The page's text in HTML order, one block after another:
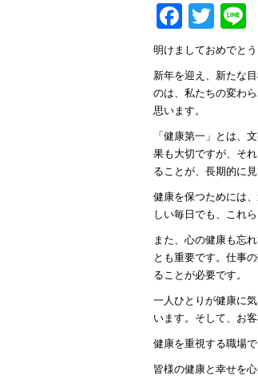
明けましておめでとう
新年を迎え、新たな
のは、私たちの変わ
思います。
「健康第一」とは、
果も大切ですが、そ
ることが、長期的に
健康を保つためには
しい毎日でも、これ
また、心の健康も忘
とも重要です。仕事
ることが必要です。
一人ひとりが健康に
います。そして、お
健康を重視する職場
皆様の健康と幸せを